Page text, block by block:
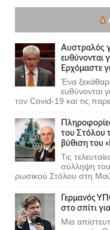
Αυστραλός
ευθύνονται
Ερχόμαστε
Ένα
ευθύνονται
τον Covid-19 και τις
του Στόλου
βύθιση του
Τις
σύλληψη
ρωσικού Στόλου στη
Γερμανός
στο σπίτι
Μια